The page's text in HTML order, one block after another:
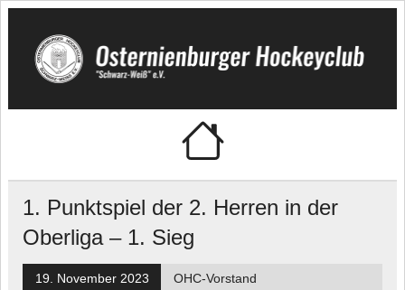
Skip
content
Osternienburger
Hockeyclub
1. Punktspiel der 2. Herren in der
Oberliga – 1. Sieg
19. November 2023 OHC-Vorstand